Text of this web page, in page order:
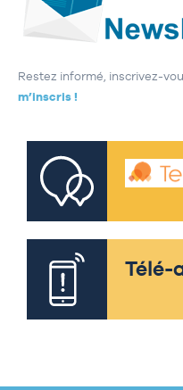
Restez informé, inscrivez-
m’inscris !
Télé-